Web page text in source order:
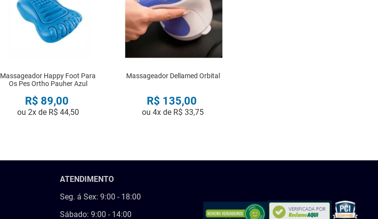
Massageador Happy Foot Para
Os Pes Ortho Pauher Azul
R$ 89,00
ou 2x de R$ 44,50
Massageador Dellamed Orbital
R$ 135,00
ou4x de R$ 33,75
ATENDIMENTO
Seg. á Sex: 9:00 - 18:00
Sábado: 9:00 - 14:00